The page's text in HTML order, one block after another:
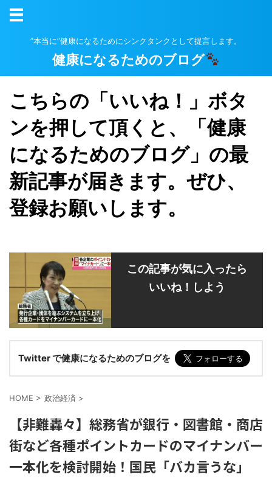
”本当に”健康になるためにシンクタンクとして提言します。
健康になるためのブログ
こちらの「いいね！」ボタ
ンを押して頂くと、「健康
になるためのブログ」の最
新記事が届きます。ぜひ、
登録お願いします。
この記事が気に入ったら
いいね！しよう
Twitter で健康になるためのブログを
HOME > 政治経済 >
【非難轟々】総務省が銀行・図書館・商店
街など各種ポイントカードのマイナンバー
一本化を検討開始！国民「バカ言うな」